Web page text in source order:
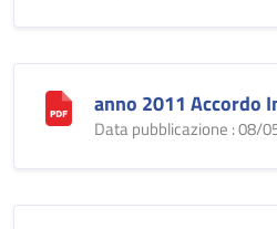
anno 2011 Accordo
Data pubblicazione : 08/